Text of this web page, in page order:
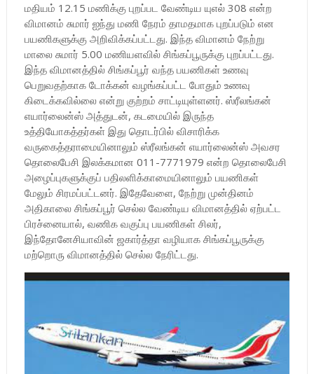
மதியம் 12.15 மணிக்கு புறப்பட வேண்டிய யுஎல் 308 என்ற
விமானம் சுமார் ஐந்து மணி நேரம் தாமதமாக புறப்படும் என
பயணிகளுக்கு அறிவிக்கப்பட்டது. இந்த விமானம் நேற்று
மாலை சுமார் 5.00 மணியளவில் சிங்கப்பூருக்கு புறப்பட்டது.
இந்த விமானத்தில் சிங்கப்பூர் வந்த பயணிகள் உணவு
பெறுவதற்காக டோக்கன் வழங்கப்பட்ட போதும் உணவு
கிடைக்கவில்லை என்று குற்றம் சாட்டியுள்ளனர். ஸ்ரீலங்கன்
எயார்லைன்ஸ் அத்துடன், கடமையில் இருந்த
உத்தியோகத்தர்கள் இது தொடர்பில் விசாரிக்க
வருகைத்தராமையினாலும் ஸ்ரீலங்கன் எயார்லைன்ஸ் அவசர
தொலைபேசி இலக்கமான 011-7771979 என்ற தொலைபேசி
அழைப்புகளுக்குப் பதிலளிக்காமையினாலும் பயணிகள்
மேலும் சிரமப்பட்டனர். இதேவேளை, நேற்று முன்தினம்
அதிகாலை சிங்கப்பூர் செல்ல வேண்டிய விமானத்தில் ஏற்பட்ட
பிரச்னையால், வணிக வகுப்பு பயணிகள் சிலர்,
இந்தோனேசியாவின் ஜகார்த்தா வழியாக சிங்கப்பூருக்கு
மற்றொரு விமானத்தில் செல்ல நேரிட்டது.